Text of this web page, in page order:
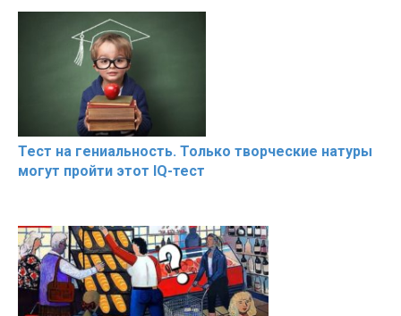
Тест на гениальность. Только творческие натуры
могут пройти этот IQ-тест